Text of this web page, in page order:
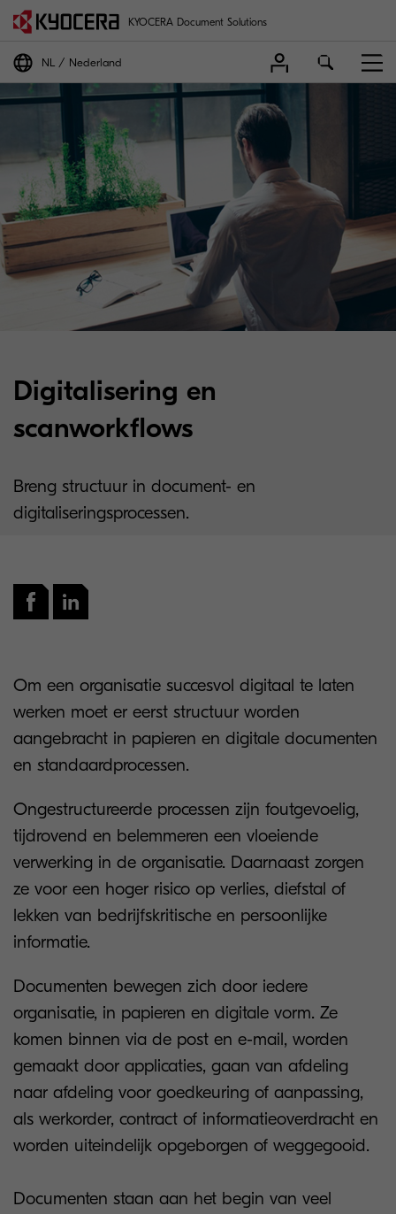
KYOCERA Document Solutions
NL Nederland
Digitalisering en
scanworkflows
Breng structuur in document- en
digitaliseringsprocessen.
Om een organisatie succesvol digitaal te laten
werken moet er eerst structuur worden
aangebracht in papieren en digitale documenten
en standaardprocessen.
Ongestructureerde processen zijn foutgevoelig,
tijdrovend en belemmeren een vloeiende
verwerking in de organisatie. Daarnaast zorgen
ze voor een hoger risico op verlies, diefstal of
lekken van bedrijfskritische en persoonlijke
informatie.
Documenten bewegen zich door iedere
organisatie, in papieren en digitale vorm. Ze
komen binnen via de post en e-mail, worden
gemaakt door applicaties, gaan van afdeling
naar afdeling voor goedkeuring of aanpassing,
als werkorder, contract of informatieoverdracht en
worden uiteindelijk opgeborgen of weggegooid.
Documenten staan aan het begin van veel